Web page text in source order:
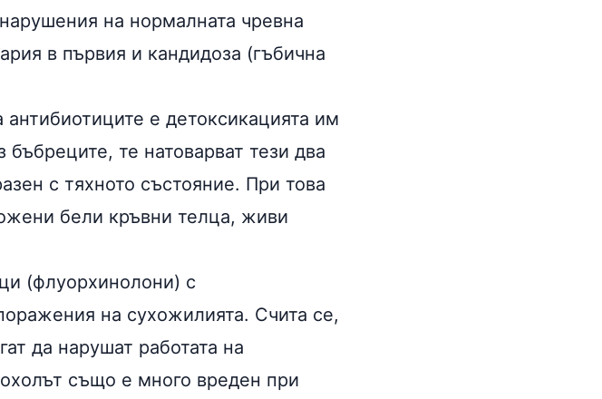
на нормалната чревна
в първия и кандидоза (гъбична
е детоксикацията им
те натоварват тези два
с тяхното състояние. При това
бели кръвни телца, живи
(флуорхинолони) с
на сухожилията. Счита се,
да нарушат работата на
също е много вреден при